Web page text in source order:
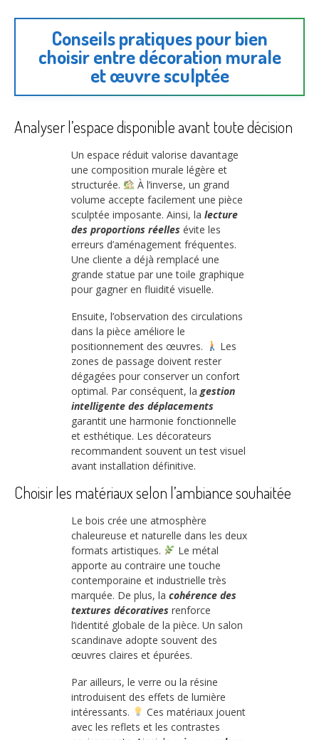
Conseils pratiques pour bien
choisir entre décoration murale
et œuvre sculptée
Analyser l’espace disponible avant toute décision
Un espace réduit valorise davantage
une composition murale légère et
structurée.
À l’inverse, un grand
volume accepte facilement une pièce
sculptée imposante. Ainsi, la lecture
des proportions réelles évite les
erreurs d’aménagement fréquentes.
Une cliente a déjà remplacé une
grande statue par une toile graphique
pour gagner en fluidité visuelle.
Ensuite, l’observation des circulations
dans la pièce améliore le
positionnement des œuvres.
Les
zones de passage doivent rester
dégagées pour conserver un confort
optimal. Par conséquent, la gestion
intelligente des déplacements
garantit une harmonie fonctionnelle
et esthétique. Les décorateurs
recommandent souvent un test visuel
avant installation définitive.
Choisir les matériaux selon l’ambiance souhaitée
Le bois crée une atmosphère
chaleureuse et naturelle dans les deux
formats artistiques.
Le métal
apporte au contraire une touche
contemporaine et industrielle très
marquée. De plus, la cohérence des
textures décoratives renforce
l’identité globale de la pièce. Un salon
scandinave adopte souvent des
œuvres claires et épurées.
Par ailleurs, le verre ou la résine
introduisent des effets de lumière
intéressants.
Ces matériaux jouent
avec les reflets et les contrastes